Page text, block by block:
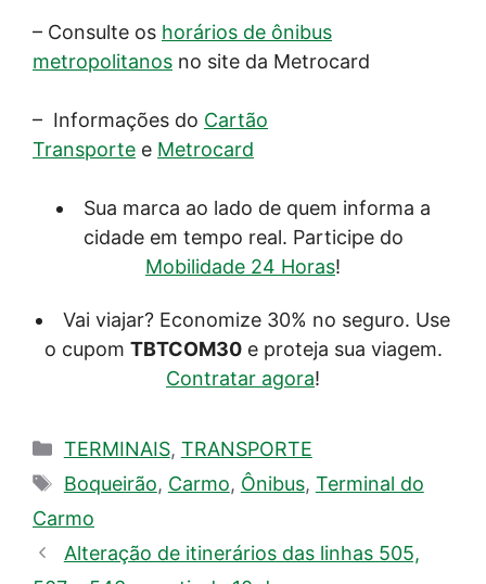
– Consulte os horários de ônibus
metropolitanos no site da Metrocard
– Informações do Cartão
Transporte e Metrocard
Sua marca ao lado de quem informa a
cidade em tempo real. Participe do
Mobilidade 24 Horas!
Vai viajar? Economize 30% no seguro. Use
o cupom TBTCOM30e proteja sua viagem.
Contratar agora!
Categorias
TERMINAIS, TRANSPORTE
Tags
Boqueirão, Carmo, Ônibus, Terminal do
Carmo
Alteração de itinerários das linhas 505,